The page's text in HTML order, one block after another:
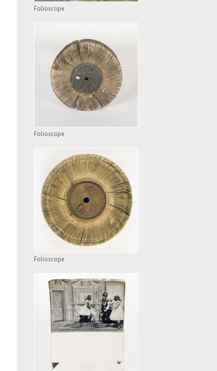
Folioscope
FOLIOSCOPE
VOIR L'APPAREIL
Folioscope
FOLIOSCOPE
VOIR L'APPAREIL
Folioscope
FOLIOSCOPE
VOIR L'APPAREIL